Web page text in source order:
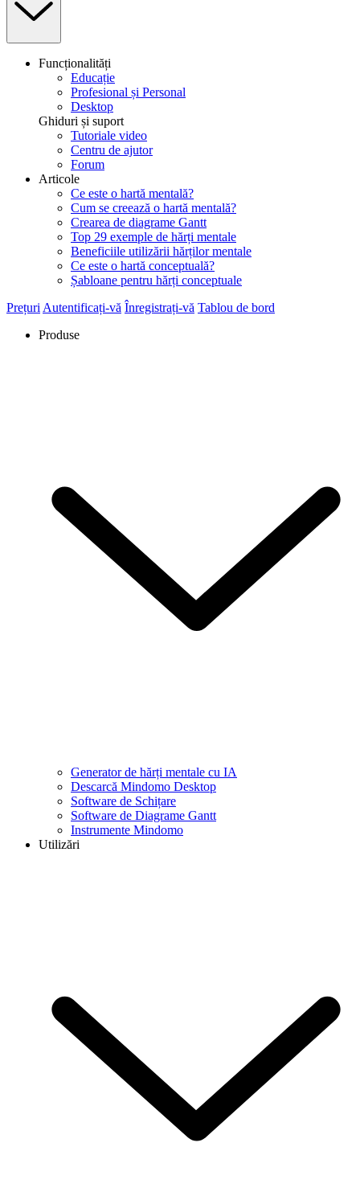
Funcționalități
Educație
Profesional și Personal
Desktop
Ghiduri și suport
Tutoriale video
Centru de ajutor
Forum
Articole
Ce este o hartă mentală?
Cum se creează o hartă mentală?
Crearea de diagrame Gantt
Top 29 exemple de hărți mentale
Beneficiile utilizării hărților mentale
Ce este o hartă conceptuală?
Șabloane pentru hărți conceptuale
Prețuri Autentificați-vă Înregistrați-vă Tablou de bord
Produse
Generator de hărți mentale cu IA
Descarcă Mindomo Desktop
Software de Schițare
Software de Diagrame Gantt
Instrumente Mindomo
Utilizări